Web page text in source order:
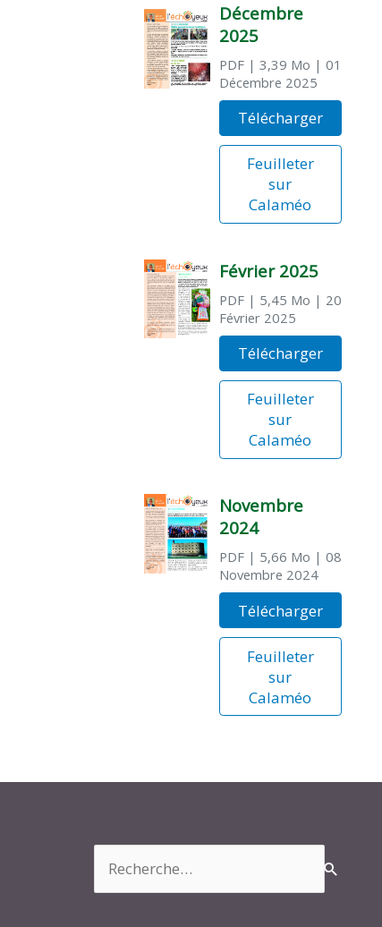
Décembre
2025
PDF| 3,39 Mo | 01
Décembre 2025
Télécharger
Feuilleter
sur
Calaméo
Février 2025
PDF| 5,45 Mo | 20
Février 2025
Télécharger
Feuilleter
sur
Calaméo
Novembre
2024
PDF| 5,66 Mo | 08
Novembre 2024
Télécharger
Feuilleter
sur
Calaméo